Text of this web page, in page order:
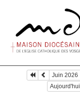
Juin 2026
Aujourd'hui